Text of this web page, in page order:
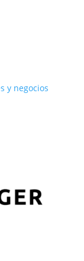
y negocios